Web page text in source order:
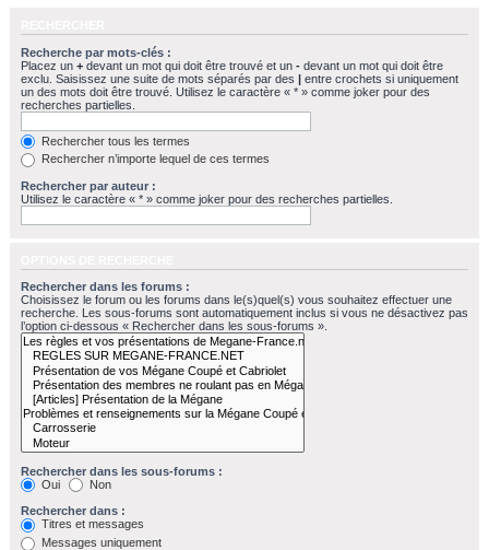
Recherche par mots-clés :
Placez un + devant un mot qui doit être trouvé et un - devant un mot qui doit être
exclu. Saisissez une suite de mots séparés par des | entre crochets si uniquement
un des mots doit être trouvé. Utilisez le caractère « * » comme joker pour des
recherches partielles.
Rechercher tous les termes
Rechercher n’importe lequel de ces termes
Rechercher par auteur :
Utilisez le caractère « * » comme joker pour des recherches partielles.
Rechercher dans les forums :
Choisissez le forum ou les forums dans le(s)quel(s) vous souhaitez effectuer une
recherche. Les sous-forums sont automatiquement inclus si vous ne désactivez pas
l’option ci-dessous « Rechercher dans les sous-forums ».
Rechercher dans les sous-forums :
Oui
Non
Rechercher dans :
Titres et messages
Messages uniquement